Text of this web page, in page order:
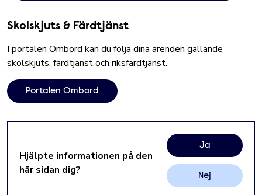
Skolskjuts & Färdtjänst
I portalen Ombord kan du följa dina ärenden gällande
skolskjuts, färdtjänst och riksfärdtjänst.
Portalen Ombord
Hjälpte informationen på den
här sidan dig?
Ja
Nej